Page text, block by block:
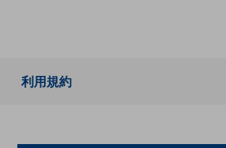
観光利用規約